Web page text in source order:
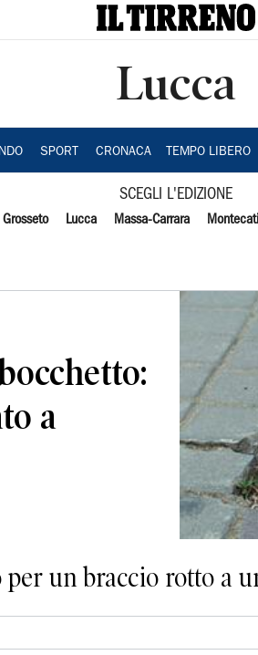
Lucca
SPORT CRONACA TEMPO LIBERO
SCEGLI L'EDIZIONE
Grosseto Lucca Massa-Carrara
a
un braccio rotto a